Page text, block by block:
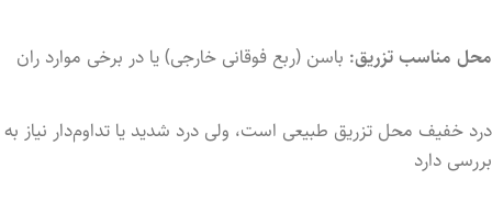
محل مناسب تزریق: باسن (ربع فوقانی خارجی) یا در برخی موارد ران
درد خفیف محل تزریق طبیعی است، ولی درد شدید یا تداوم‌دار نیاز به
بررسی دارد